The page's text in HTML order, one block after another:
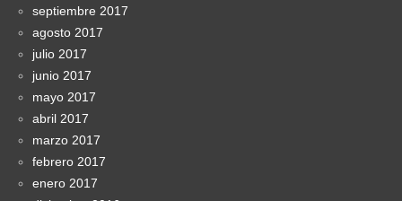
septiembre 2017
agosto 2017
julio 2017
junio 2017
mayo 2017
abril 2017
marzo 2017
febrero 2017
enero 2017